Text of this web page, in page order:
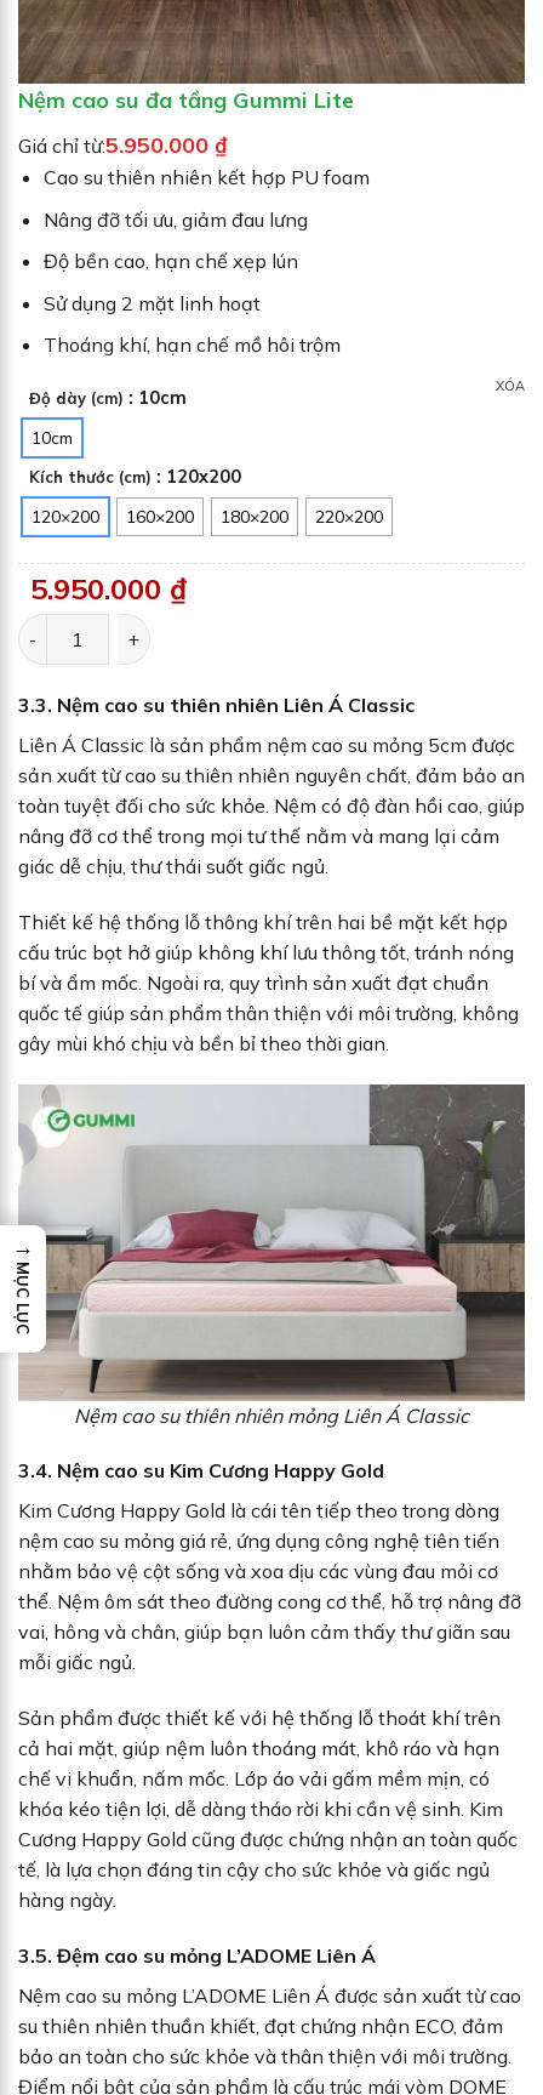
Nệm cao su đa tầng Gummi Lite
Giá chỉ từ:5.950.000 ₫
Cao su thiên nhiên kết hợp PU foam
Nâng đỡ tối ưu, giảm đau lưng
Độ bền cao, hạn chế xẹp lún
Sử dụng 2 mặt linh hoạt
Thoáng khí, hạn chế mồ hôi trộm
Độ dày (cm) : 10cm
10cm
Kích thước (cm) : 120x200
120×200
160×200 180×200 220×200
XÓA
5.950.000 ₫
Nệm cao su đa tầng Gummi Lite số lượng
3.3. Nệm cao su thiên nhiên Liên Á Classic
Liên Á Classic là sản phẩm nệm cao su mỏng 5cm được
sản xuất từ cao su thiên nhiên nguyên chất, đảm bảo an
toàn tuyệt đối cho sức khỏe. Nệm có độ đàn hồi cao, giúp
nâng đỡ cơ thể trong mọi tư thế nằm và mang lại cảm
giác dễ chịu, thư thái suốt giấc ngủ.
Thiết kế hệ thống lỗ thông khí trên hai bề mặt kết hợp
cấu trúc bọt hở giúp không khí lưu thông tốt, tránh nóng
bí và ẩm mốc. Ngoài ra, quy trình sản xuất đạt chuẩn
quốc tế giúp sản phẩm thân thiện với môi trường, không
gây mùi khó chịu và bền bỉ theo thời gian.
Nệm cao su thiên nhiên mỏng Liên Á Classic
3.4. Nệm cao su Kim Cương Happy Gold
Kim Cương Happy Gold là cái tên tiếp theo trong dòng
nệm cao su mỏng giá rẻ, ứng dụng công nghệ tiên tiến
nhằm bảo vệ cột sống và xoa dịu các vùng đau mỏi cơ
thể. Nệm ôm sát theo đường cong cơ thể, hỗ trợ nâng đỡ
vai, hông và chân, giúp bạn luôn cảm thấy thư giãn sau
mỗi giấc ngủ.
Sản phẩm được thiết kế với hệ thống lỗ thoát khí trên
cả hai mặt, giúp nệm luôn thoáng mát, khô ráo và hạn
chế vi khuẩn, nấm mốc. Lớp áo vải gấm mềm mịn, có
khóa kéo tiện lợi, dễ dàng tháo rời khi cần vệ sinh. Kim
Cương Happy Gold cũng được chứng nhận an toàn quốc
tế, là lựa chọn đáng tin cậy cho sức khỏe và giấc ngủ
hàng ngày.
3.5. Đệm cao su mỏng L’ADOME Liên Á
Nệm cao su mỏng L’ADOME Liên Á được sản xuất từ cao
su thiên nhiên thuần khiết, đạt chứng nhận ECO, đảm
bảo an toàn cho sức khỏe và thân thiện với môi trường.
Điểm nổi bật của sản phẩm là cấu trúc mái vòm DOME
→
MỤC LỤC